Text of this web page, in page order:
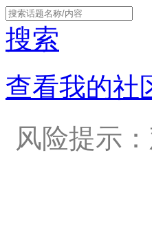
搜索
查看我的社
风险提示